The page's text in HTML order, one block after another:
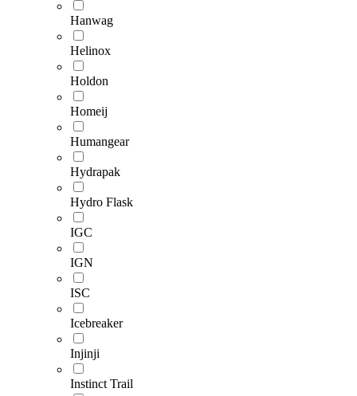
Hanwag
Helinox
Holdon
Homeij
Humangear
Hydrapak
Hydro Flask
IGC
IGN
ISC
Icebreaker
Injinji
Instinct Trail